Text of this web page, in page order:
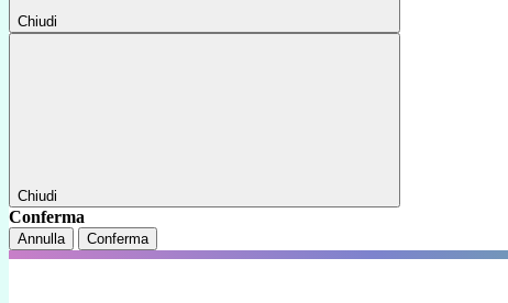
Chiudi
Chiudi
Conferma
Annulla Conferma